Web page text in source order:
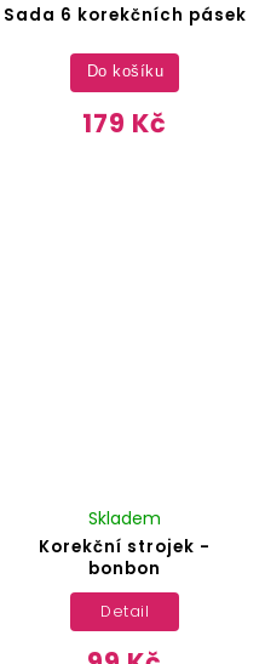
Sada 6 korekčních pásek
179 Kč
Do košíku
Korekční strojek -
bonbon
Skladem
Detail